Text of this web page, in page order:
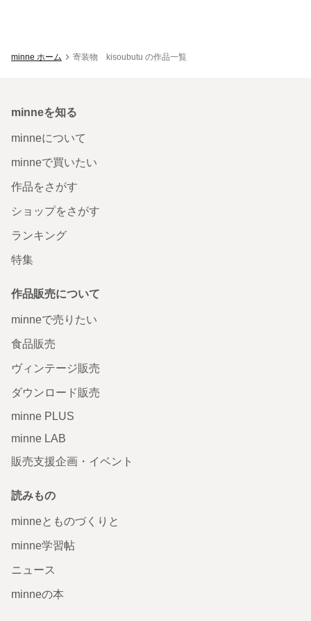
minne ホーム 寄装物 kisoubutu の作品一覧
minneを知る
minneについて
minneで買いたい
作品をさがす
ショップをさがす
ランキング
特集
作品販売について
minneで売りたい
食品販売
ヴィンテージ販売
ダウンロード販売
minne PLUS
minne LAB
販売支援企画・イベント
読みもの
minneとものづくりと
minne学習帖
ニュース
minneの本